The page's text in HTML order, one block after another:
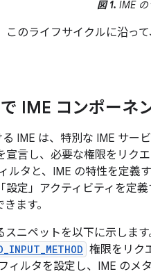
図 1. IME
このライフサイクルに沿っ
IME コンポーネ
IME は、特別な IME サー
言し、必要な権限をリクエ
ルタと、IME の特性を定義
設定」アクティビティを定
ます。
スニペットを以下に示しま
権限をリク
ィルタを設定し、IME のメ